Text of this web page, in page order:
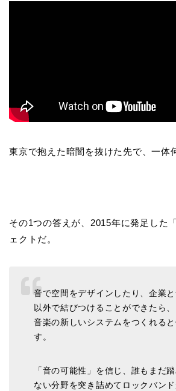
東京で抱えた暗闇を抜けた先で、一体
その1つの答えが、2015年に発足した
ェクトだ。
音で空間をデザインしたり、企業
以外で結びつけることができたら
音楽の新しいシステムをつくれる
す。
「音の可能性」を信じ、誰もまだ
ない分野を突き詰めてロックバン